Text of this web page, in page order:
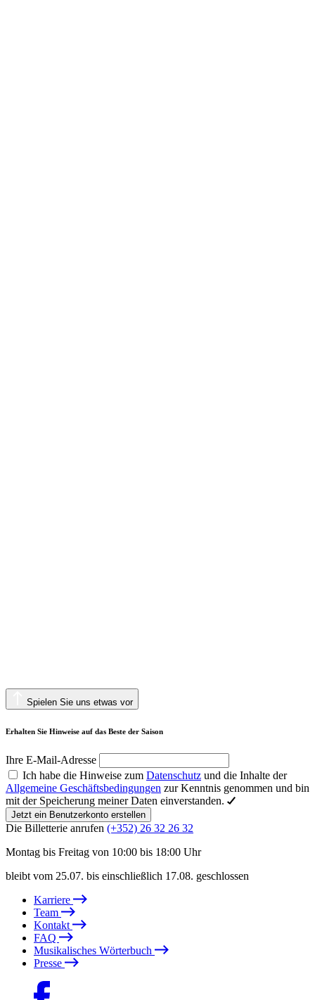
Spielen Sie uns etwas vor
Erhalten Sie Hinweise auf das Beste der Saison
Ihre E-Mail-Adresse
Ich habe die Hinweise zum Datenschutz und die Inhalte der
Allgemeine Geschäftsbedingungen zur Kenntnis genommen und bin
mit der Speicherung meiner Daten einverstanden.
Jetzt ein Benutzerkonto erstellen
Die Billetterie anrufen (+352) 26 32 26 32
Montag bis Freitag von 10:00 bis 18:00 Uhr
bleibt vom 25.07. bis einschließlich 17.08. geschlossen
Karriere
Team
Kontakt
FAQ
Musikalisches Wörterbuch
Presse